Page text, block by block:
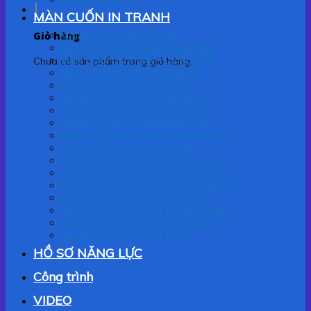
Giỏ hàng
Chưa có sản phẩm trong giỏ hàng.
MÀN CUỐN IN TRANH
MÀN CUỐN IN TRANH 3D
MÀN CUỐN IN TRANH CÔNG GIÁO
HỒ SƠ NĂNG LỰC
Công trình
VIDEO